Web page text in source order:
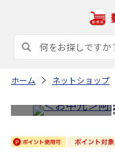
ホーム ネットショップ